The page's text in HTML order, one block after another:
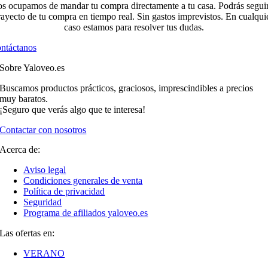
ocupamos de mandar tu compra directamente a tu casa. Podrás
de tu compra en tiempo real. Sin gastos imprevistos. En
caso estamos para resolver tus dudas.
Sobre Yaloveo.es
Buscamos productos prácticos, graciosos, imprescindibles a precios
muy baratos.
¡Seguro que verás algo que te interesa!
Contactar con nosotros
Acerca de:
Aviso legal
Condiciones generales de venta
Política de privacidad
Seguridad
Programa de afiliados yaloveo.es
Las ofertas en:
VERANO